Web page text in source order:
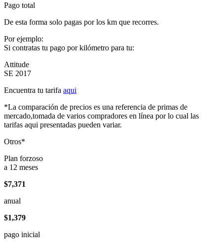
Pago total
De esta forma solo pagas por los km que recorres.
Por ejemplo:
Si contratas tu pago por kilómetro para tu:
Attitude
SE 2017
Encuentra tu tarifa aqui
*La comparación de precios es una referencia de primas de
mercado,tomada de varios compradores en línea por lo cual las
tarifas aqui presentadas pueden variar.
Otros*
Plan forzoso
a 12 meses
$7,371
anual
$1,379
pago inicial